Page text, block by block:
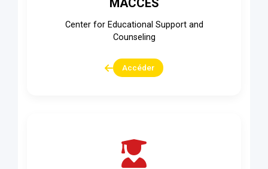
MACCES
Center for Educational Support and
Counseling
Accéder